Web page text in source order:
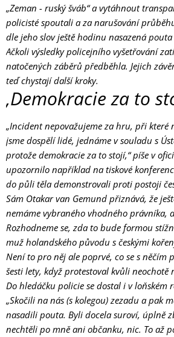
„Zeman - ruský šváb“ a vytáhnout
policisté spoutali a za narušování
dle jeho slov ještě hodinu nasazená
Ačkoli výsledky policejního vyšetřování
natočených záběrů předběhla. Jejich
teď chystají další kroky.
‚Demokracie za to
„Incident nepovažujeme za hru, při
jsme dospělí lidé, jednáme v souladu s
protože demokracie za to stojí,“ píše v
upozornilo například na tiskové
do půli těla demonstrovali proti postoji
Sám Otakar van Gemund přiznává, že
nemáme vybraného vhodného právníka,
Rozhodneme se, zda to bude formou
muž holandského původu s českými
Není to pro něj ale poprvé, co se s
šesti lety, když protestoval kvůli
Do hledáčku policie se dostal i v
„Skočili na nás (s kolegou) zezadu a
nasadili pouta. Byli docela suroví, úplně
nechtěli po mně ani občanku, nic. To až